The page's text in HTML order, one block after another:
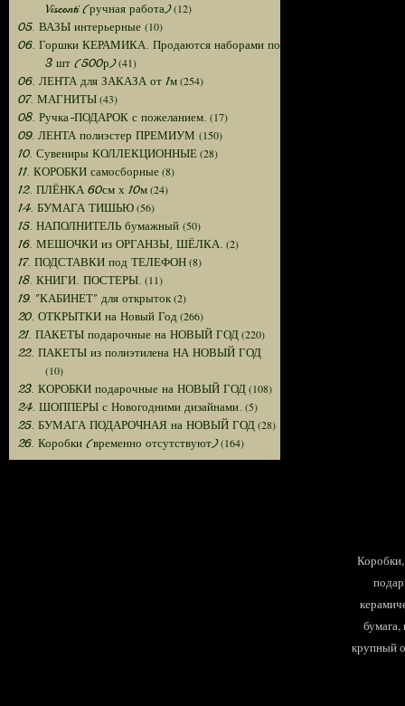
Visconti (ручная работа)(12)
05. ВАЗЫ интерьерные (10)
06. Горшки КЕРАМИКА. Продаются наборами по
3 шт (500р)(41)
06. ЛЕНТА для ЗАКАЗА от 1м(254)
07. МАГНИТЫ(43)
08. Ручка-ПОДАРОК с пожеланием. (17)
09. ЛЕНТА полиэстер ПРЕМИУМ (150)
10. Сувениры КОЛЛЕКЦИОННЫЕ(28)
11. КОРОБКИ самосборные(8)
12. ПЛЁНКА 60см х 10м(24)
14. БУМАГА ТИШЬЮ(56)
15. НАПОЛНИТЕЛЬ бумажный (50)
16. МЕШОЧКИ из ОРГАНЗЫ, ШЁЛКА. (2)
17. ПОДСТАВКИ под ТЕЛЕФОН(8)
18. КНИГИ. ПОСТЕРЫ. (11)
19. "КАБИНЕТ" для открыток(2)
20. ОТКРЫТКИ на Новый Год (266)
21. ПАКЕТЫ подарочные на НОВЫЙ ГОД(220)
22. ПАКЕТЫ из полиэтилена НА НОВЫЙ ГОД
(10)
23. КОРОБКИ подарочные на НОВЫЙ ГОД(108)
24. ШОППЕРЫ с Новогодними дизайнами. (5)
25. БУМАГА ПОДАРОЧНАЯ на НОВЫЙ ГОД(28)
26. Коробки (временно отсутствуют)(164)
крупный